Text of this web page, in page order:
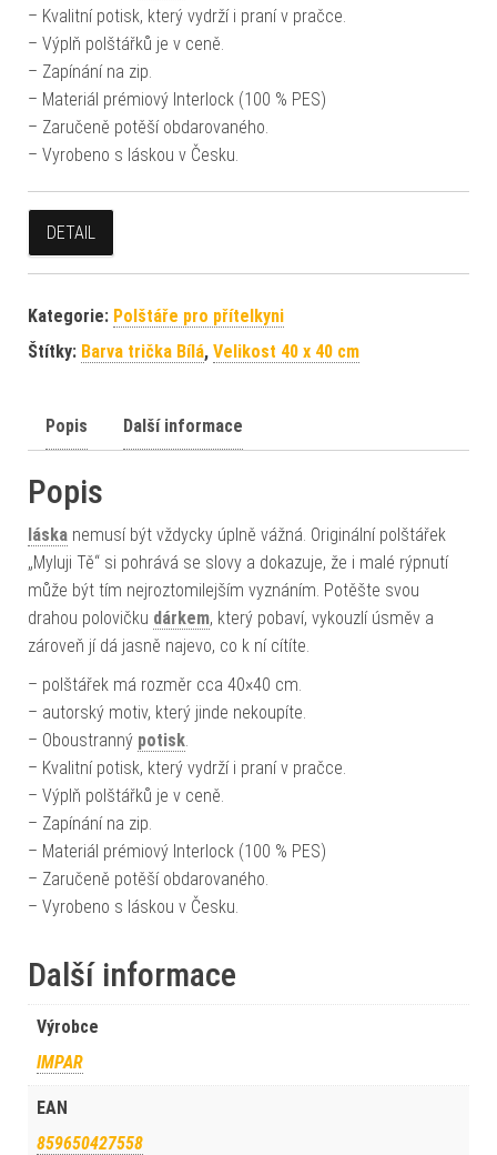
– Kvalitní potisk, který vydrží i praní v pračce.
– Výplň polštářků je v ceně.
– Zapínání na zip.
– Materiál prémiový Interlock (100 % PES)
– Zaručeně potěší obdarovaného.
– Vyrobeno s láskou v Česku.
DETAIL
Kategorie: Polštáře pro přítelkyni
Štítky: Barva trička Bílá, Velikost 40 x 40 cm
Popis Další informace
Popis
láska nemusí být vždycky úplně vážná. Originální polštářek
„Myluji Tě“ si pohrává se slovy a dokazuje, že i malé rýpnutí
může být tím nejroztomilejším vyznáním. Potěšte svou
drahou polovičku dárkem, který pobaví, vykouzlí úsměv a
zároveň jí dá jasně najevo, co k ní cítíte.
– polštářek má rozměr cca 40×40 cm.
– autorský motiv, který jinde nekoupíte.
– Oboustranný potisk.
– Kvalitní potisk, který vydrží i praní v pračce.
– Výplň polštářků je v ceně.
– Zapínání na zip.
– Materiál prémiový Interlock (100 % PES)
– Zaručeně potěší obdarovaného.
– Vyrobeno s láskou v Česku.
Další informace
Výrobce
IMPAR
EAN
859650427558